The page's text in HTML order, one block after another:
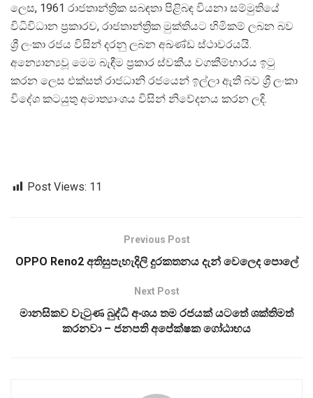
ලෙස, 1961 රාජතාන්ත්‍රික සබඳතා පිළිබඳ වියනා සම්මුතියේ
විධිවිධාන ප්‍රකාරව, රාජතාන්ත්‍රික මුක්තියට හිමිකම් ලබන බව
ශ්‍රී ලංකා රජය විසින් දරනු ලබන අඛණ්ඩ ස්ථාවරයයි.
අන්‍යොන්‍යවූ මෙම බැඳීම ප්‍රකාර ස්වකීය වගකීම්භාරය ඉටු
කරන ලෙස එක්සත් රාජධානි රජයෙන් ඉල්ලා ඇති බව ශ්‍රී ලංකා
විදේශ කටයුතු අමාත්‍යාංශය විසින් නිවේදනය කරන ලදි.
Post Views: 11
Previous Post
OPPO Reno2 අතිසුපැහැදිලි දුරකතනය දැන් වෙලෙද පොලේ
Next Post
මානසිකව වැටුණ බුද්ධි අංශය තම රජයක් යටතේ ශක්තිමත්
කරනවා – ජනපති අපේක්ෂක ගෝඨාභය